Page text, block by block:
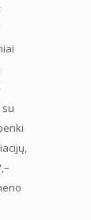
su